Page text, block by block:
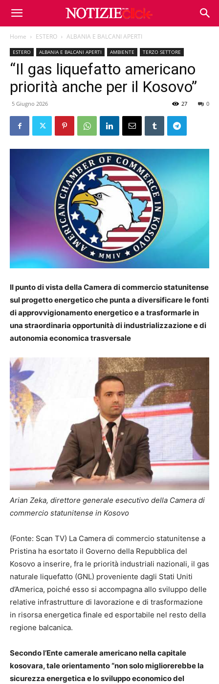
Home ESTERO ALBANIA E BALCANI APERTI
ESTERO ALBANIA E BALCANI APERTI AMBIENTE TERZO SETTORE
“Il gas liquefatto americano
priorità anche per il Kosovo”
5 Giugno 2026 0
27
Il punto di vista della Camera di commercio statunitense
sul progetto energetico che punta a diversificare le fonti
di approvvigionamento energetico e a trasformarle in
una straordinaria opportunità di industrializzazione e di
autonomia economica trasversale
Arian Zeka, direttore generale esecutivo della Camera di
commercio statunitense in Kosovo
(Fonte: Scan TV) La Camera di commercio statunitense a
Pristina ha esortato il Governo della Repubblica del
Kosovo a inserire, fra le priorità industriali nazionali, il gas
naturale liquefatto (GNL) proveniente dagli Stati Uniti
d’America, poiché esso si accompagna allo sviluppo delle
relative infrastrutture di lavorazione e di trasformazione
in risorsa energetica finale ed esportabile nel resto della
regione balcanica.
Secondo l’Ente camerale americano nella capitale
kosovara, tale orientamento “non solo migliorerebbe la
sicurezza energetica e lo sviluppo economico del